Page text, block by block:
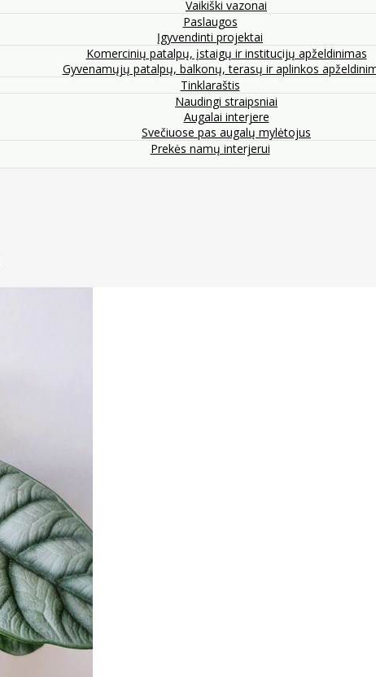
Vaikiški vazonai
Paslaugos
Įgyvendinti projektai
Komercinių patalpų, įstaigų ir institucijų apželdinimas
Gyvenamųjų patalpų, balkonų, terasų ir aplinkos
Tinklaraštis
Naudingi straipsniai
Augalai interjere
Svečiuose pas augalų mylėtojus
Prekės namų interjerui